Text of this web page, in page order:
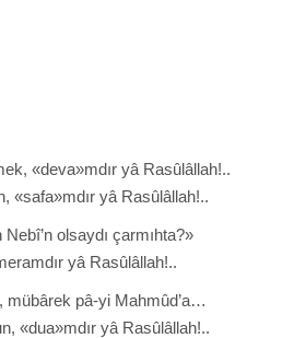
«deva»mdır yâ Rasûlâllah!..
«safa»mdır yâ Rasûlâllah!..
olsaydı çarmıhta?»
yâ Rasûlâllah!..
mübârek pâ-yi Mahmûd’a…
«dua»mdır yâ Rasûlâllah!..